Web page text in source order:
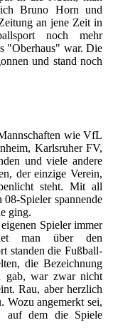
Bruno Horn und
an jene Zeit in
noch mehr
"Oberhaus" war. Die
und stand noch
wie VfL
Karlsruher FV,
und viele andere
der einzige Verein,
steht. Mit all
Spieler spannende
ging.
Spieler immer
man über den
standen die Fußball-
die Bezeichnung
gab, war zwar nicht
Rau, aber herzlich
Wozu angemerkt sei,
auf dem die Spiele